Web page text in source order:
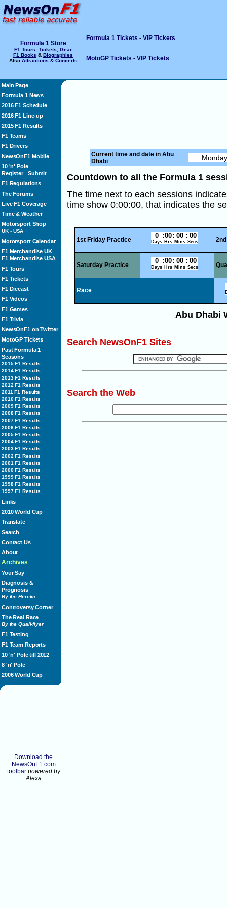
Formula 1 Store
F1 Tours, Tickets, Gear
F1 Books & Biographies
Also Attractions & Concerts
Formula 1 Tickets - VIP Tickets
MotoGP Tickets - VIP Tickets
Main Page
Formula 1 News
2016 F1 Schedule
2016 F1 Line-up
2015 F1 Results
F1 Teams
F1 Drivers
NewsOnF1 Mobile
10 'n' Pole
Register- Submit
F1 Regulations
The Forums
Live F1 Coverage
Time & Weather
Motorsport Shop
UK- USA
Motorsport Calendar
F1 Merchandise UK
F1 Merchandise USA
F1 Tours
F1 Tickets
F1 Diecast
F1 Videos
F1 Games
F1 Trivia
NewsOnF1 on Twitter
MotoGP Tickets
Past Formula 1
Seasons
2015 F1 Results
2014 F1 Results
2013 F1 Results
2012 F1 Results
2011 F1 Results
2010 F1 Results
2009 F1 Results
2008 F1 Results
2007 F1 Results
2006 F1 Results
2005 F1 Results
2004 F1 Results
2003 F1 Results
2002 F1 Results
2001 F1 Results
2000 F1 Results
1999 F1 Results
1998 F1 Results
1997 F1 Results
Links
2010 World Cup
Translate
Search
Contact Us
About
Archives
Your Say
Diagnosis &
Prognosis
By the Heretic
Controversy Corner
The Real Race
By the Quali-flyer
F1 Testing
F1 Team Reports
10 'n' Pole till 2012
8 'n' Pole
2006 World Cup
Download the
NewsOnF1.com
toolbarpowered by
Alexa
Current time and date in Abu
Dhabi
Countdown to all the Formula 1
The time next to each sessions
time show 0:00:00, that indicates the
1st Friday Practice
Saturday Practice
Race
Abu Dhabi
Search NewsOnF1 Sites
Search the Web